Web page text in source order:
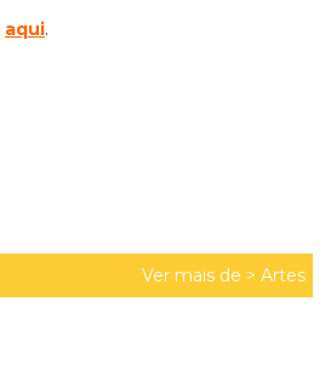
aqui.
Ver mais de > Artes